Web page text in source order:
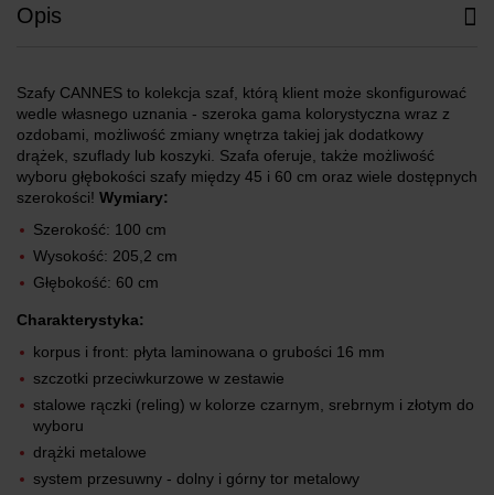
Opis
Szafy CANNES to kolekcja szaf, którą klient może skonfigurować
wedle własnego uznania - szeroka gama kolorystyczna wraz z
ozdobami, możliwość zmiany wnętrza takiej jak dodatkowy
drążek, szuflady lub koszyki. Szafa oferuje, także możliwość
wyboru głębokości szafy między 45 i 60 cm oraz wiele dostępnych
szerokości! Wymiary:
Szerokość: 100 cm
Wysokość: 205,2 cm
Głębokość: 60 cm
Charakterystyka:
korpus i front: płyta laminowana o grubości 16 mm
szczotki przeciwkurzowe w zestawie
stalowe rączki (reling) w kolorze czarnym, srebrnym i złotym do
wyboru
drążki metalowe
system przesuwny - dolny i górny tor metalowy